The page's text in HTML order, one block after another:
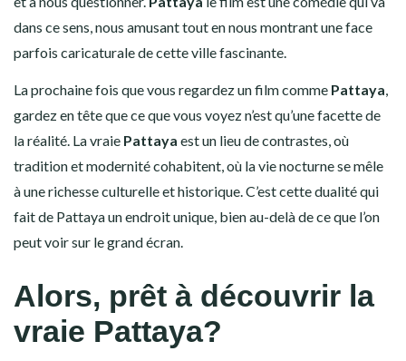
dans ce sens, nous amusant tout en nous montrant une face
parfois caricaturale de cette ville fascinante.
La prochaine fois que vous regardez un film comme Pattaya
gardez en tête que ce que vous voyez n’est qu’une facette de
la réalité. La vraie Pattaya est un lieu de contrastes, où
tradition et modernité cohabitent, où la vie nocturne se mêle
à une richesse culturelle et historique. C’est cette dualité qui
fait de Pattaya un endroit unique, bien au-delà de ce que l’on
peut voir sur le grand écran.
Alors, prêt à découvrir la
vraie Pattaya?